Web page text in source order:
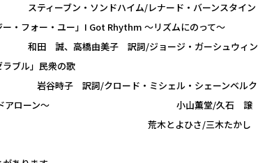
ンドハイム/レナード・バーンスタイン
・フォー・ユー」I Got Rhythm ～リズムにのって～
美子 訳詞/ジョージ・ガーシュウィン
ブル」民衆の歌
ロード・ミシェル・シェーンベルク
タンドアローン～ 小山薫堂/久石 譲
木とよひさ/三木たかし